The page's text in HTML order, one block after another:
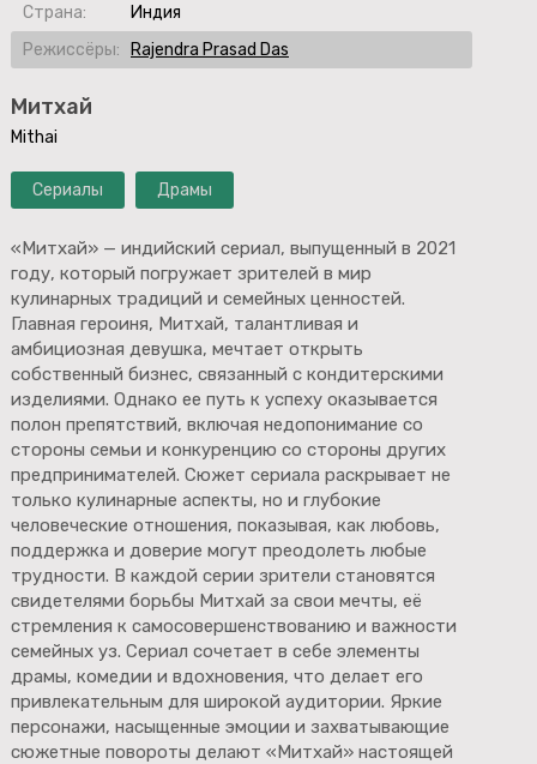
Митхай
Mithai
Сериалы Драмы
«Митхай» — индийский сериал, выпущенный в 2021
году, который погружает зрителей в мир
кулинарных традиций и семейных ценностей.
Главная героиня, Митхай, талантливая и
амбициозная девушка, мечтает открыть
собственный бизнес, связанный с кондитерскими
изделиями. Однако ее путь к успеху оказывается
полон препятствий, включая недопонимание со
стороны семьи и конкуренцию со стороны других
предпринимателей. Сюжет сериала раскрывает не
только кулинарные аспекты, но и глубокие
человеческие отношения, показывая, как любовь,
поддержка и доверие могут преодолеть любые
трудности. В каждой серии зрители становятся
свидетелями борьбы Митхай за свои мечты, её
стремления к самосовершенствованию и важности
семейных уз. Сериал сочетает в себе элементы
драмы, комедии и вдохновения, что делает его
привлекательным для широкой аудитории. Яркие
персонажи, насыщенные эмоции и захватывающие
сюжетные повороты делают «Митхай» настоящей
Страна:
Индия
Режиссёры:
Rajendra Prasad Das